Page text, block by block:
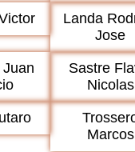
Landa
Jose
Sastre
Nicolas
Marcos